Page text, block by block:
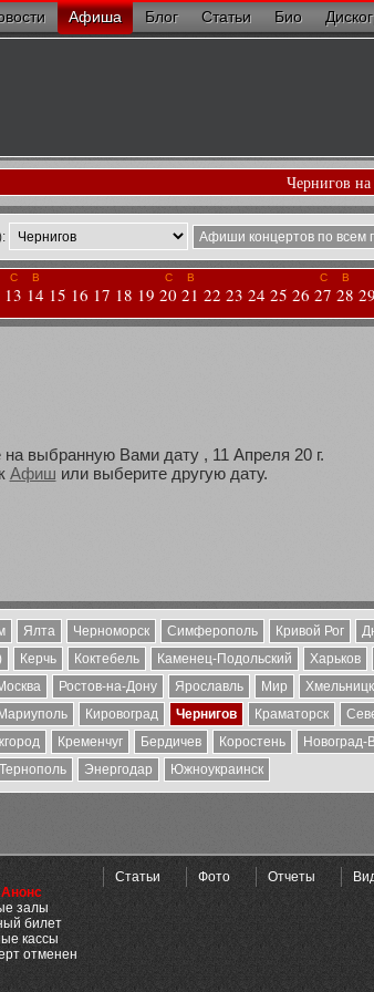
Афиша Блог Статьи Био
Чернигов
Афиши концертов по всем
С
13
В
14 15 16 17 18 19
С
20
В
21 22 23 24 25 26
С
27
В
28 29
выбранную Вами дату , 11 Апреля 20 г.
Афиш или выберите другую дату.
Ялта Черноморск Симферополь Кривой Рог
Керчь Коктебель Каменец-Подольский Харьков
Ростов-на-Дону Ярославль Мир
Кировоград Чернигов Краматорск
Кременчуг Бердичев Коростень
Новоград-
Тернополь Энергодар Южноукраинск
залы
билет
кассы
отменен
Статьи Фото Отчеты